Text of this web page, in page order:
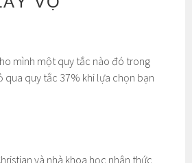
mình một quy tắc nào đó trong
qua quy tắc 37% khi lựa chọn bạn
và nhà khoa học nhận thức